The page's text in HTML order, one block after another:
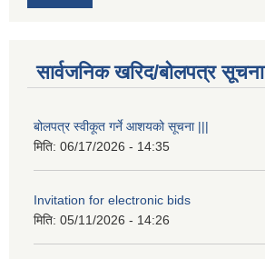
सार्वजनिक खरिद/बोलपत्र सूचना
बोलपत्र स्वीकूत गर्ने आशयको सूचना |||
मिति: 06/17/2026 - 14:35
Invitation for electronic bids
मिति: 05/11/2026 - 14:26